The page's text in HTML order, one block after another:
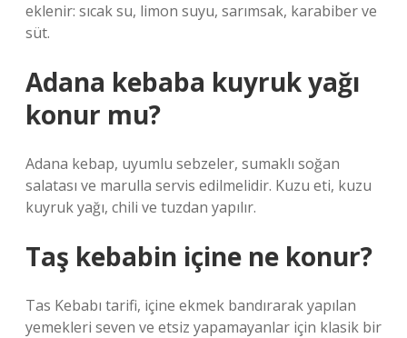
eklenir: sıcak su, limon suyu, sarımsak, karabiber ve
süt.
Adana kebaba kuyruk yağı
konur mu?
Adana kebap, uyumlu sebzeler, sumaklı soğan
salatası ve marulla servis edilmelidir. Kuzu eti, kuzu
kuyruk yağı, chili ve tuzdan yapılır.
Taş kebabin içine ne konur?
Tas Kebabı tarifi, içine ekmek bandırarak yapılan
yemekleri seven ve etsiz yapamayanlar için klasik bir